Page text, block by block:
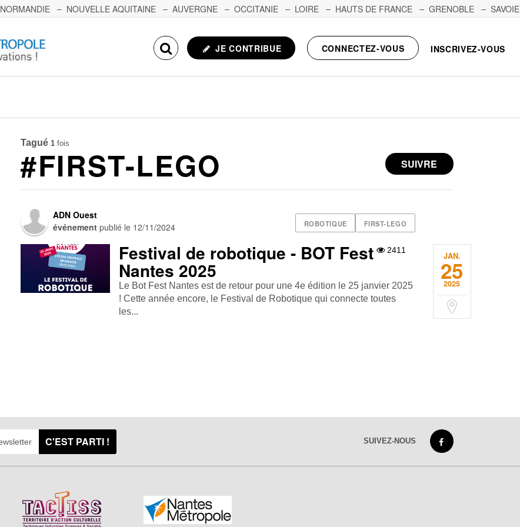
NORMANDIE NOUVELLE AQUITAINE AUVERGNE OCCITANIE LOIRE HAUTS DE FRANCE GRENOBLE
SAVOIE
JE CONTRIBUE CONNECTEZ-VOUS INSCRIVEZ-VOUS
Tagué 1 fois
SUIVRE
#FIRST-LEGO
ROBOTIQUE FIRST-LEGO
ADN Ouest
événement publié le 12/11/2024
JAN.
25
2025
2411
Festival de robotique - BOT Fest
Nantes 2025
Le Bot Fest Nantes est de retour pour une 4e édition le 25 janvier 2025
! Cette année encore, le Festival de Robotique qui connecte toutes
les...
C'EST PARTI ! SUIVEZ-NOUS